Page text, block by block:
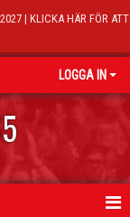
| KLICKA HÄR FÖR ATT
LOGGA IN